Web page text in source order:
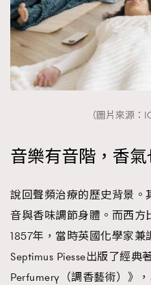
（圖片來源：
音樂有音階，香
說回聲頻治療的歷史背景。
音與香味調節身體。而西方
1857年，當時英國化學家兼
Septimus Piesse出版了經典
Perfumery（調香藝術）》